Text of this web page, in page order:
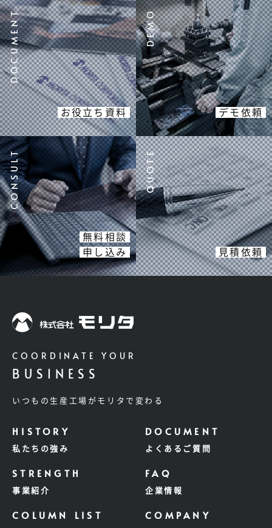
お役立ち資料 デモ依頼
無料相談
申し込み
見積依頼
COORDINATE YOUR
BUSINESS
いつもの生産工場がモリタで変わる
私たちの強み
事業紹介
よくあるご質問
企業情報